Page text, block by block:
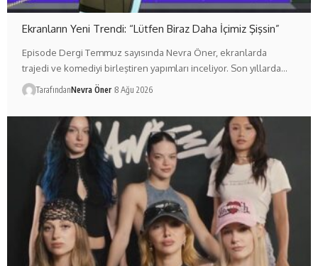
Ekranların Yeni Trendi: “Lütfen Biraz Daha İçimiz Şişsin”
Episode Dergi Temmuz sayısında Nevra Öner, ekranlarda
trajedi ve komediyi birleştiren yapımları inceliyor. Son yıllarda…
TarafındanNevra Öner 8 Ağu 2026